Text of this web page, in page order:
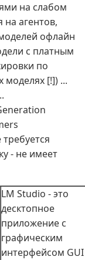
на слабом
на агентов,
офлайн
с платным
по
моделях [!]) ...
- не имеет
LM Studio - это
десктопное
приложение с
графическим
интерфейсом